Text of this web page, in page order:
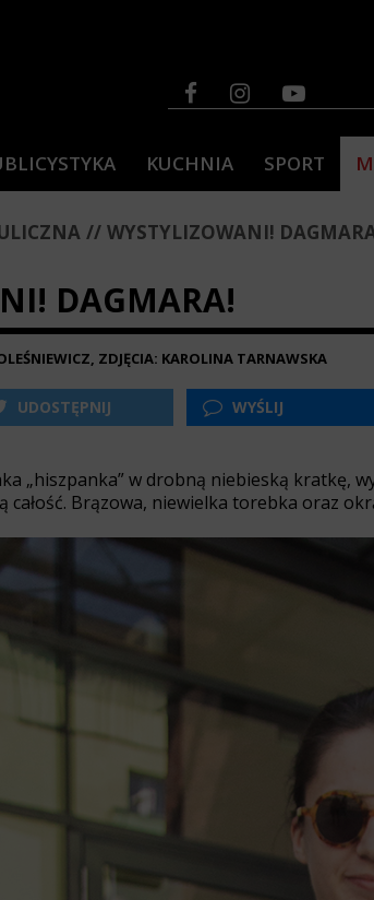
KUCHNIA SPORT
WYSTYLIZOWANI!
DAGMARA!
ZDJĘCIA: KAROLINA TARNAWSKA
UDOSTĘPNIJ WYŚLIJ
„hiszpanka” w drobną niebieską kratkę,
Brązowa, niewielka torebka oraz